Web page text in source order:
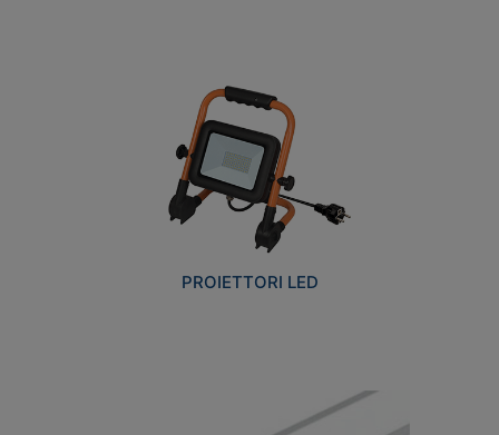
PROIETTORI LED